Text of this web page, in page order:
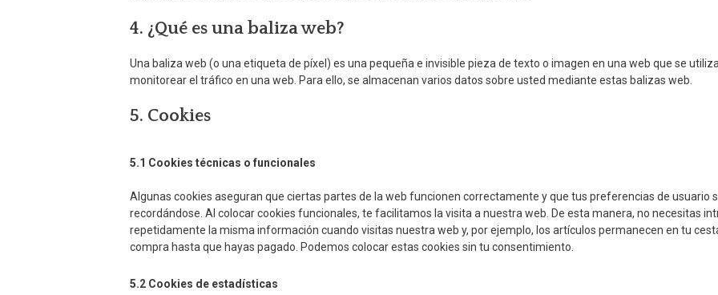
4. ¿Qué es una baliza web?
Una baliza web (o una etiqueta de píxel) es una pequeña e invisible pieza de texto o imagen en una web que se
monitorear el tráfico en una web. Para ello, se almacenan varios datos sobre usted mediante estas balizas web.
5. Cookies
5.1 Cookies técnicas o funcionales
Algunas cookies aseguran que ciertas partes de la web funcionen correctamente y que tus preferencias de usuario
recordándose. Al colocar cookies funcionales, te facilitamos la visita a nuestra web. De esta manera, no necesitas
repetidamente la misma información cuando visitas nuestra web y, por ejemplo, los artículos permanecen en tu
compra hasta que hayas pagado. Podemos colocar estas cookies sin tu consentimiento.
5.2 Cookies de estadísticas